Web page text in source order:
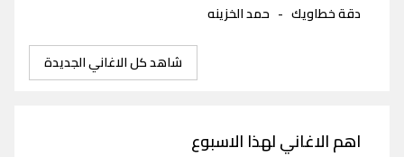
دقة خطاويك - حمد الخزينه
شاهد كل الاغاني الجديدة
اهم الاغاني لهذا الاسبوع